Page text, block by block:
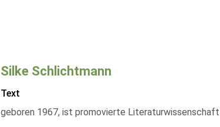
Silke Schlichtmann
Text
geboren 1967, ist promovierte